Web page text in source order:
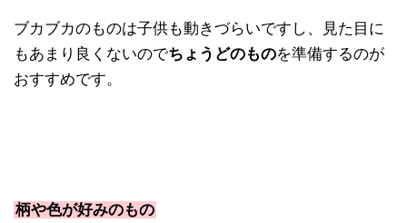
ブカブカのものは子供も動きづらいですし、見た目に
もあまり良くないのでちょうどのものを準備するのが
おすすめです。
柄や色が好みのもの